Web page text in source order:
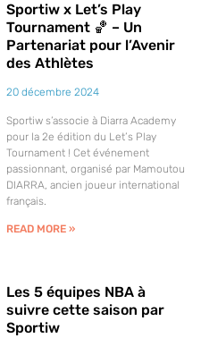
Sportiw x Let’s Play
Tournament 🏀 – Un
Partenariat pour l’Avenir
des Athlètes
20 décembre 2024
Sportiw s’associe à Diarra Academy
pour la 2e édition du Let’s Play
Tournament ! Cet événement
passionnant, organisé par Mamoutou
DIARRA, ancien joueur international
français.
READ MORE »
Les 5 équipes NBA à
suivre cette saison par
Sportiw